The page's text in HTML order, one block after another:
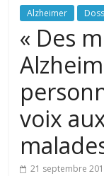
de
toute
famille
Alzheimer
« Des
voix
21 septembre